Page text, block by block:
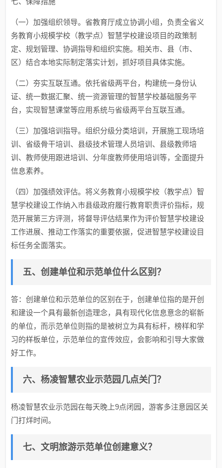
（一）加强组织领导。省教育厅成立协调小组，负责全省义
务教育小规模学校（教学点）智慧学校建设项目的政策制
定、规划管理、协调指导和组织实施。相关市、县（市、
区）结合本地实际制定落实计划，抓好项目具体实施。
（二）夯实互联互通。依托省级两平台，构建统一身份认
证、统一数据汇聚、统一资源管理的智慧学校基础服务平
台，实现智慧课堂等应用系统与省级两平台互联互通。
（三）加强培训指导。组织分级分类培训，开展施工现场培
训、省级骨干培训、县级技术管理人员培训、县级教师培
训、教师使用跟进培训、分年度教师使用培训等，全面提升
信息素养。
（四）加强绩效评估。将义务教育小规模学校（教学点）智
慧学校建设工作纳入市县级政府履行教育职责评价指标，规
范开展第三方评测，将督导评估结果作为评价智慧学校建设
工作进展、推动工作落实的重要依据，促进智慧学校建设目
标任务全面落实。
五、创建单位和示范单位什么区别？
答：创建单位和示范单位的区别在于，创建单位指的是开创
和建设一个具有最新创造理念，具有现代化信息意念的崭新
的单位，而示范单位则指的是被树立为具有标杆，榜样和学
习的样板单位，示范单位的宣传效应，会影响和引导大家做
好工作。
六、杨凌智慧农业示范园几点关门？
杨凌智慧农业示范园在每天晚上9点闭园，游客多注意园区关
门打烊时间。
七、文明旅游示范单位创建意义？